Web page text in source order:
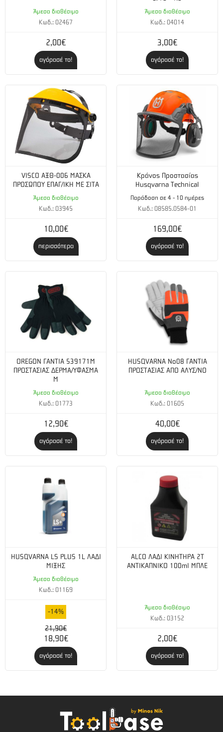
Με νέα τεχνολογία κινητήρα EURO V για μεγαλύτερη
Μεμβρανοφόρο καρμπυρατέρ άριστης ποιότητας Walbro
Made in Japan
Αντλία καυσίμου για εύκολη εκκίνηση. Φιλικό προς το
περιβάλλον με λιγότερες εκπομπές ρύπων.
*​Η συσκευασία περιλαμβάνει αλυσίδα, λάμα, προστατευτική
θήκη λάμας, μπουζόκλειδο, οδηγίες χρήσης
Με 2 χρόνια εγγύηση
Άμεσα διαθέσιμο
Κωδ.: 02467
2,00€
αγόρασέ το!
Άμεσα διαθέσιμο
Κωδ.: 04014
3,00€
αγόρασέ το!
VISCO ΑΞΘ-006 ΜΑΣΚΑ
ΠΡΟΣΩΠΟΥ ΕΠΑΓ/ΙΚΗ ΜΕ ΣΙΤΑ
Άμεσα διαθέσιμο
Κωδ.: 03945
10,00€
περισσότερα
Κράνος Προστασίας
Husqvarna Technical
Παράδοση σε 4 - 10 ημέρες
Κωδ.: 08585.0584-01
169,00€
αγόρασέ το!
OREGON ΓΑΝΤΙΑ 539171M
ΠΡΟΣΤΑΣΙΑΣ ΔΕΡΜΑ/ΥΦΑΣΜΑ
M
Άμεσα διαθέσιμο
Κωδ.: 01773
12,90€
αγόρασέ το!
HUSQVARNA Nο08 ΓΑΝΤΙΑ
ΠΡΟΣΤΑΣΙΑΣ ΑΠΟ ΑΛΥΣ/ΝΟ
Άμεσα διαθέσιμο
Κωδ.: 01605
40,00€
αγόρασέ το!
HUSQVARNA LS PLUS 1L ΛΑΔΙ
ΜΙΞΗΣ
Άμεσα διαθέσιμο
Κωδ.: 01169
-14%
21,90€
18,90€
αγόρασέ το!
ALCO ΛΑΔΙ ΚΙΝΗΤΗΡΑ 2Τ
ΑΝΤΙΚΑΠΝΙΚΟ 100ml ΜΠΛΕ
Άμεσα διαθέσιμο
Κωδ.: 03152
2,00€
αγόρασέ το!